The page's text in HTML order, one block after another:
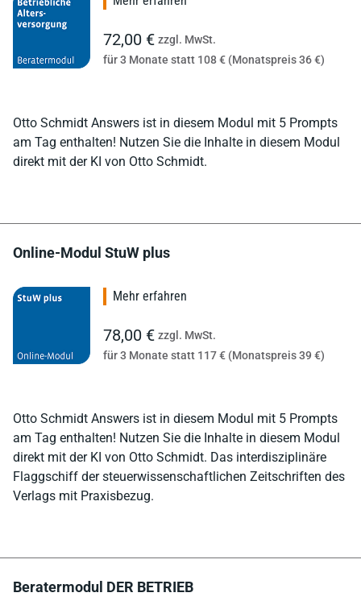
Otto Schmidt Answers ist in diesem Modul mit 5 Prompts
am Tag enthalten! Nutzen Sie die Inhalte in diesem Modul
direkt mit der KI von Otto Schmidt.
72,00 € zzgl. MwSt.
für 3 Monate statt 108 € (Monatspreis 36 €)
Online-Modul StuW plus
Otto Schmidt Answers ist in diesem Modul mit 5 Prompts
am Tag enthalten! Nutzen Sie die Inhalte in diesem Modul
direkt mit der KI von Otto Schmidt. Das interdisziplinäre
Flaggschiff der steuerwissenschaftlichen Zeitschriften des
Verlags mit Praxisbezug.
Mehr erfahren
78,00 € zzgl. MwSt.
für 3 Monate statt 117 € (Monatspreis 39 €)
Beratermodul DER BETRIEB